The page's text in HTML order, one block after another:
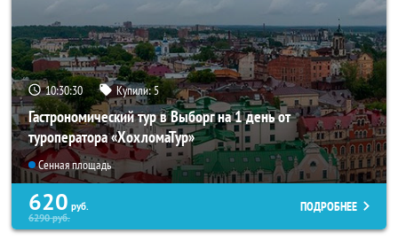
10:30:29 Купили:5
Гастрономический тур в Выборг на 1 день от
туроператора «ХохломаТур»
Сенная площадь
620 руб.
6290руб.
ПОДРОБНЕЕ